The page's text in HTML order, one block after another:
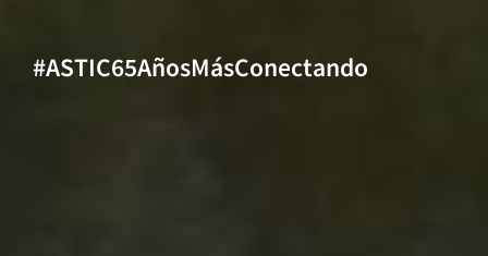
#ASTIC65AñosMásConectando